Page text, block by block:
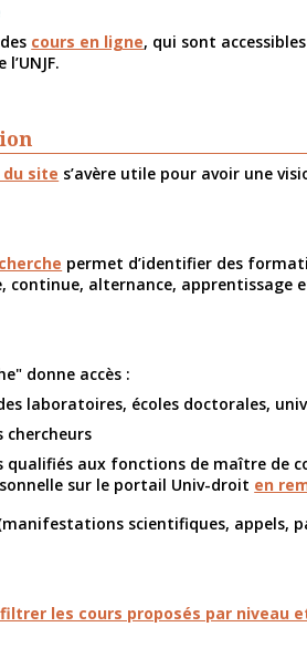
cours en ligne, qui sont
du site s’avère utile pour avoir une
permet d’identifier des
continue, alternance, apprentissage
donne accès :
laboratoires, écoles doctorales,
chercheurs
qualifiés aux fonctions de maître de
sur le portail Univ-droit en
scientifiques, appels,
filtrer les cours proposés par niveau